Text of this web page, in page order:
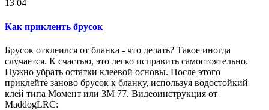
13 04
Как приклеить брусок
Брусок отклеился от бланка - что делать? Такое иногда
случается. К счастью, это легко исправить самостоятельно.
Нужно убрать остатки клеевой основы. После этого
приклейте заново брусок к бланку, используя водостойкий
клей типа Момент или 3M 77. Видеоинструкция от
MaddogLRC: